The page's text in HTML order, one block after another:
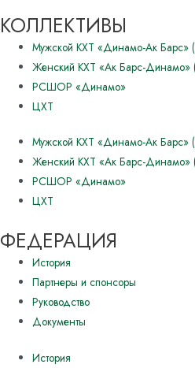
КОЛЛЕКТИВЫ
Мужской КХТ «Динамо-Ак Барс»
Женский КХТ «Ак Барс-Динамо»
РСШОР «Динамо»
ЦХТ
Мужской КХТ «Динамо-Ак Барс»
Женский КХТ «Ак Барс-Динамо»
РСШОР «Динамо»
ЦХТ
ФЕДЕРАЦИЯ
История
Партнеры и спонсоры
Руководство
Документы
История